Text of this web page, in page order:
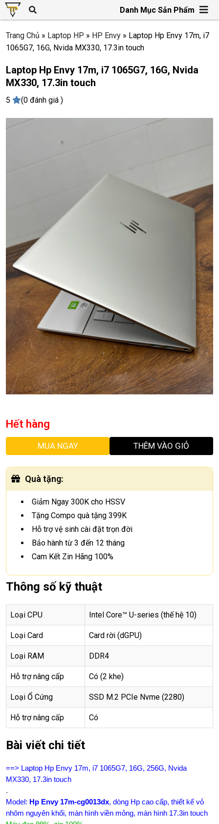
Danh Mục Sản Phẩm
Trang Chủ » Laptop HP » HP Envy » Laptop Hp Envy 17m, i7
1065G7, 16G, Nvida MX330, 17.3in touch
Laptop Hp Envy 17m, i7 1065G7, 16G, Nvida
MX330, 17.3in touch
5 (0 đánh giá )
Hết hàng
MUA NGAY THÊM VÀO GIỎ
Quà tặng:
Giảm Ngay 300K cho HSSV
Tặng Compo quà tặng 399K
Hỗ trợ vệ sinh cài đặt trọn đời
Bảo hành từ 3 đến 12 tháng
Cam Kết Zin Hãng 100%
Thông số kỹ thuật
Loại CPU Intel Core™ U-series (thế hệ 10)
Loại Card Card rời (dGPU)
Loại RAM DDR4
Hỗ trợ nâng cấp Có (2 khe)
Loại Ổ Cứng SSD M.2 PCIe Nvme (2280)
Hỗ trợ nâng cấp Có
Bài viết chi tiết
==> Laptop Hp Envy 17m, i7 1065G7, 16G, 256G, Nvida
MX330, 17.3in touch
.
Model: Hp Envy 17m-cg0013dx, dòng Hp cao cấp, thiết kế vỏ
nhôm nguyên khối, màn hình viền mỏng, màn hình 17.3in touch